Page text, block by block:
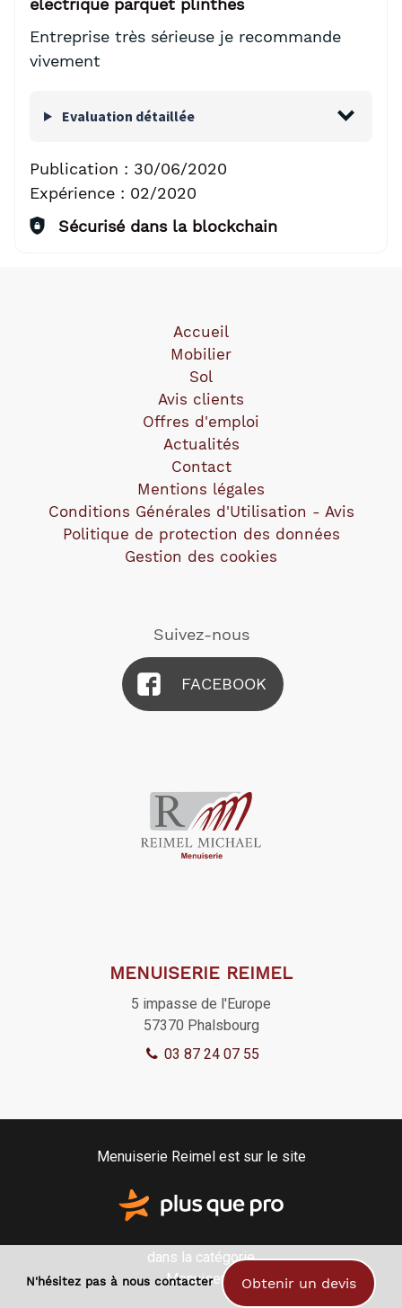
N'hésitez pas à nous contacter Obtenir un devis
electrique parquet plinthes
Entreprise très sérieuse je recommande
vivement
Evaluation détaillée
Publication : 30/06/2020
Expérience : 02/2020
Sécurisé dans la blockchain
Accueil
Mobilier
Sol
Avis clients
Offres d'emploi
Actualités
Contact
Mentions légales
Conditions Générales d'Utilisation - Avis
Politique de protection des données
Gestion des cookies
Suivez-nous
FACEBOOK
MENUISERIE REIMEL
5 impasse de l'Europe
57370 Phalsbourg
03 87 24 07 55
Menuiserie Reimel est sur le site
dans la catégorie
Menuiserie